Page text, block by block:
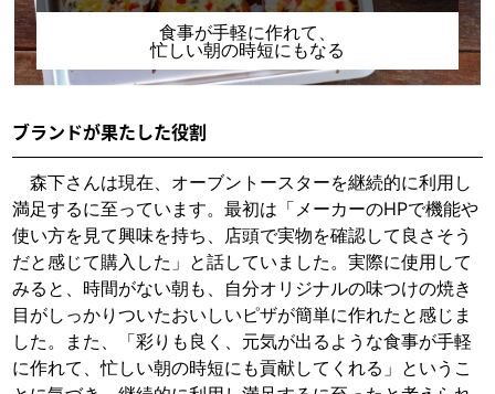
食事が手軽に作れて、
忙しい朝の時短にもなる
ブランドが果たした役割
森下さんは現在、オーブントースターを継続的に利用し
満足するに至っています。最初は「メーカーのHPで機能や
使い方を見て興味を持ち、店頭で実物を確認して良さそう
だと感じて購入した」と話していました。実際に使用して
みると、時間がない朝も、自分オリジナルの味つけの焼き
目がしっかりついたおいしいピザが簡単に作れたと感じま
した。また、「彩りも良く、元気が出るような食事が手軽
に作れて、忙しい朝の時短にも貢献してくれる」というこ